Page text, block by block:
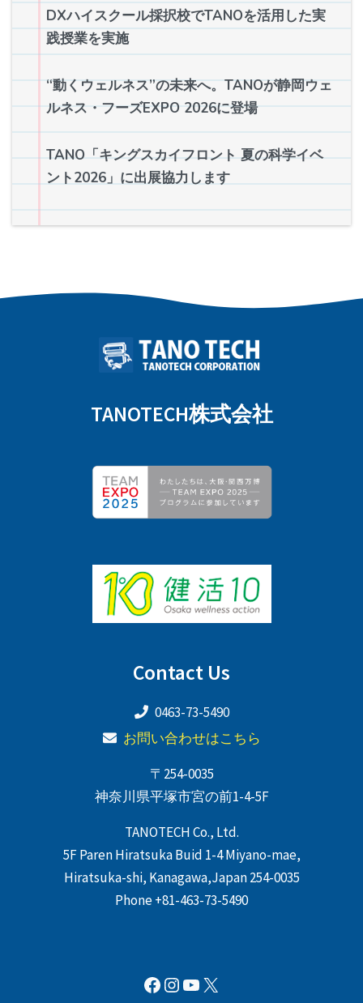
DXハイスクール採択校でTANOを活用した実
践授業を実施
“動くウェルネス”の未来へ。TANOが静岡ウェ
ルネス・フーズEXPO 2026に登場
TANO「キングスカイフロント 夏の科学イベ
ント2026」に出展協力します
TANOTECH株式会社
Contact Us
0463-73-5490
お問い合わせはこちら
〒254-0035
神奈川県平塚市宮の前1-4-5F
TANOTECH Co., Ltd.
5F Paren Hiratsuka Buid 1-4 Miyano-mae,
Hiratsuka-shi, Kanagawa,Japan 254-0035
Phone +81-463-73-5490
Facebook
Instagram
YouTube
X